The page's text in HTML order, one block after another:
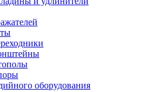
оборудования